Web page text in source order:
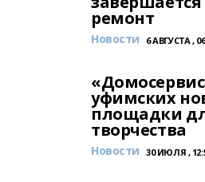
ремонт
Новости 6 АВГУСТА ,
уфимских
площадки
творчества
Новости 30 ИЮЛЯ ,